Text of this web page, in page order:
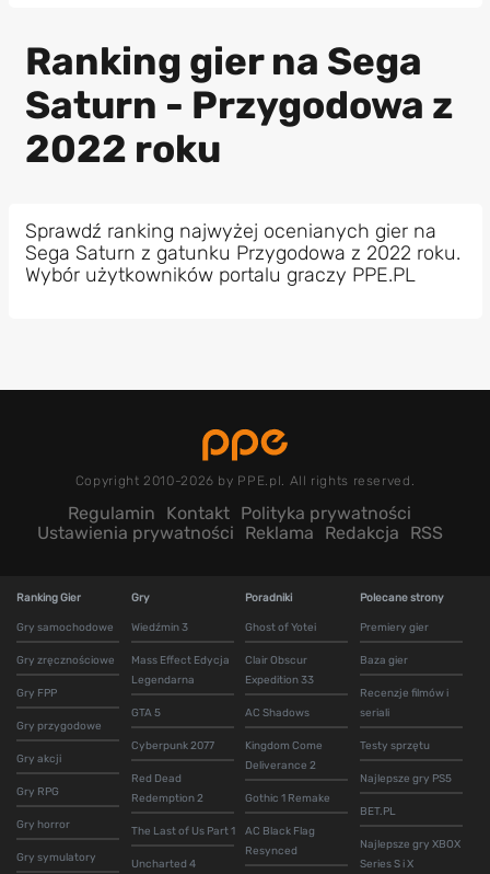
Ranking gier na Sega
Saturn - Przygodowa z
2022 roku
Sprawdź ranking najwyżej ocenianych gier na
Sega Saturn z gatunku Przygodowa z 2022 roku.
Wybór użytkowników portalu graczy PPE.PL
Copyright 2010-2026 by PPE.pl. All rights reserved.
Regulamin Kontakt Polityka prywatności
Ustawienia prywatności
Reklama Redakcja RSS
Ranking Gier
Gry samochodowe
Gry zręcznościowe
Gry FPP
Gry przygodowe
Gry akcji
Gry RPG
Gry horror
Gry symulatory
Gry
Wiedźmin 3
Mass Effect Edycja
Legendarna
GTA 5
Cyberpunk 2077
Red Dead
Redemption 2
The Last of Us Part 1
Uncharted 4
Poradniki
Ghost of Yotei
Clair Obscur
Expedition 33
AC Shadows
Kingdom Come
Deliverance 2
Gothic 1 Remake
AC Black Flag
Resynced
Polecane strony
Premiery gier
Baza gier
Recenzje filmów i
seriali
Testy sprzętu
Najlepsze gry PS5
BET.PL
Najlepsze gry XBOX
Series S i X